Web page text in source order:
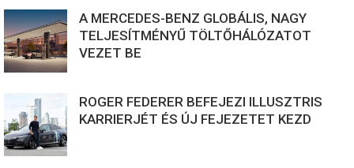
A MERCEDES-BENZ GLOBÁLIS, NAGY
TELJESÍTMÉNYŰ TÖLTŐHÁLÓZATOT
VEZET BE
ROGER FEDERER BEFEJEZI ILLUSZTRIS
KARRIERJÉT ÉS ÚJ FEJEZETET KEZD